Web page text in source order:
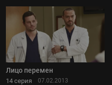
Лицо перемен
14 серия 07.02.2013